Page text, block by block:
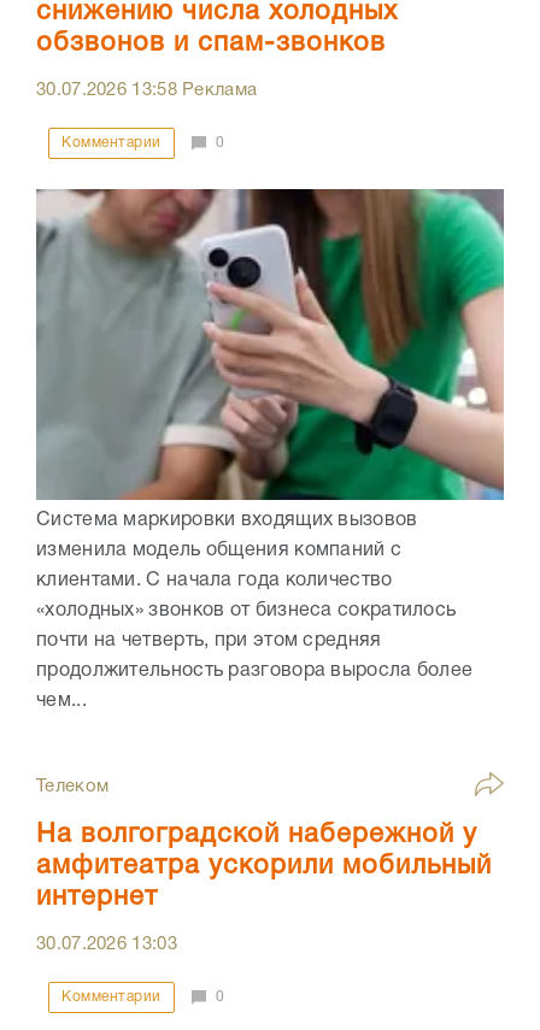
снижению числа холодных
обзвонов и спам-звонков
30.07.2026 13:58Реклама
Комментарии 0
Система маркировки входящих вызовов
изменила модель общения компаний с
клиентами. С начала года количество
«холодных» звонков от бизнеса сократилось
почти на четверть, при этом средняя
продолжительность разговора выросла более
чем...
Телеком
На волгоградской набережной у
амфитеатра ускорили мобильный
интернет
30.07.2026 13:03
Комментарии 0